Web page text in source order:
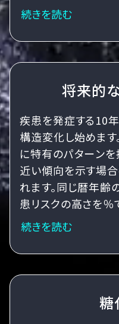
続きを読む
将来的
疾患を発症する10
構造変化し始めま
に特有のパターンを
近い傾向を示す場
れます。同じ暦年齢
患リスクの高さを％
続きを読む
糖